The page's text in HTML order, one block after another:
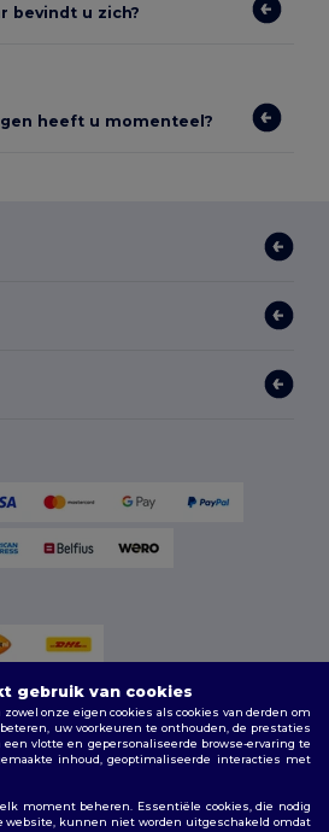
bevindt u zich?
heeft u momenteel?
gebruik van cookies
onze eigen cookies als cookies van derden om
uw voorkeuren te onthouden, de prestaties
vlotte en gepersonaliseerde browse-ervaring te
inhoud, geoptimaliseerde interacties met
moment beheren. Essentiële cookies, die nodig
website, kunnen niet worden uitgeschakeld omdat